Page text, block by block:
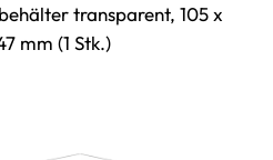
transparent, 105 x
mm (1 Stk.)